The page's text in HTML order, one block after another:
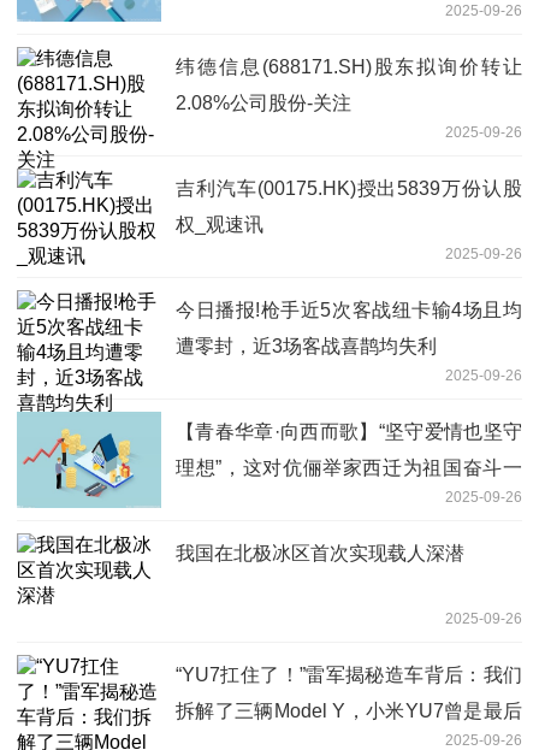
2025-09-26
纬德信息(688171.SH)股东拟询价转让
2.08%公司股份-关注
2025-09-26
吉利汽车(00175.HK)授出5839万份认股
权_观速讯
2025-09-26
今日播报!枪手近5次客战纽卡输4场且均
遭零封，近3场客战喜鹊均失利
2025-09-26
【青春华章·向西而歌】“坚守爱情也坚守
理想”，这对伉俪举家西迁为祖国奋斗一
2025-09-26
我国在北极冰区首次实现载人深潜
2025-09-26
“YU7扛住了！”雷军揭秘造车背后：我们
拆解了三辆Model Y，小米YU7曾是最后
2025-09-26